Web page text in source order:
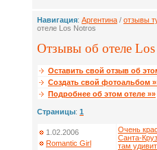
Навигация: Аргентина / отзывы
отеле Los Notros
Отзывы об отеле
Оставить свой отзыв об
Создать свой фотоальбом
Подробнее об этом отеле »»
Страницы: 1
1.02.2006
Romantic Girl
Очень
Санта-
там